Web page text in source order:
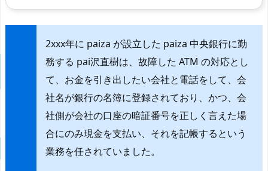
2xxx年に paiza が設立した paiza 中央銀行に勤
務する pai沢直樹は、故障した ATM の対応とし
て、お金を引き出したい会社と電話をして、会
社名が銀行の名簿に登録されており、かつ、会
社側が会社の口座の暗証番号を正しく言えた場
合にのみ現金を支払い、それを記帳するという
業務を任されていました。